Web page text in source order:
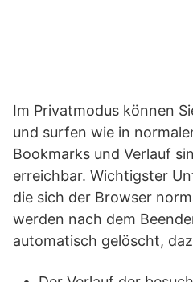
Im Privatmodus können
und surfen wie in
Bookmarks und Verlauf
erreichbar. Wichtigster
die sich der Browser
werden nach dem
automatisch gelöscht,